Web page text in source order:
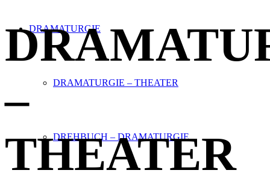
DRAMATURGIE
DRAMATURGIE – THEATER
DREHBUCH – DRAMATURGIE
–
THEATER